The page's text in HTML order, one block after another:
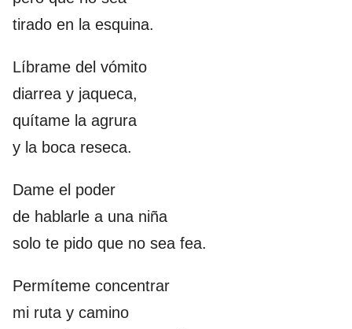
tirado en la esquina.
Líbrame del vómito
diarrea y jaqueca,
quítame la agrura
y la boca reseca.
Dame el poder
de hablarle a una niña
solo te pido que no sea fea.
Permíteme concentrar
mi ruta y camino